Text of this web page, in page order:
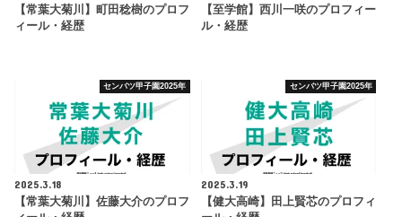
【常葉大菊川】町田稔樹のプロフ
ィール・経歴
【至学館】西川一咲のプロフィー
ル・経歴
センバツ甲子園2025年
2025.3.18
【常葉大菊川】佐藤大介のプロフ
センバツ甲子園2025年
2025.3.19
【健大高崎】田上賢芯のプロフィ